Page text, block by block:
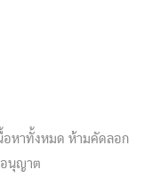
อหาทั้งหมด ห้ามคัดลอก
นุญาต